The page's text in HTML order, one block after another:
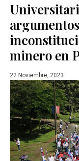
minero en
22 Noviembre, 2023